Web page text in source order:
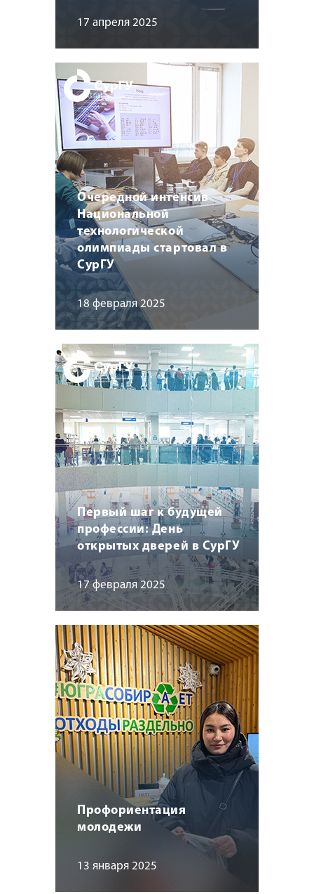
17 апреля 2025
Очередной интенсив
Национальной
технологической
олимпиады стартовал в
СурГУ
18 февраля 2025
Первый шаг к будущей
профессии: День
открытых дверей в СурГУ
17 февраля 2025
Профориентация
молодежи
13 января 2025